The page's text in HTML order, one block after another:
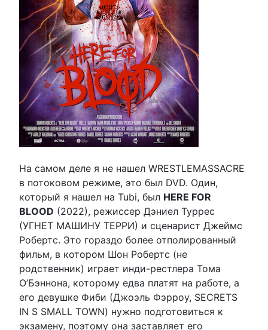
На самом деле я не нашел WRESTLEMASSACRE
в потоковом режиме, это был DVD. Один,
который я нашел на Tubi, был HERE FOR
BLOOD (2022), режиссер Дэниел Туррес
(УГНЕТ МАШИНУ ТЕРРИ) и сценарист Джеймс
Робертс. Это гораздо более отполированный
фильм, в котором Шон Робертс (не
родственник) играет инди-рестлера Тома
О’Бэннона, которому едва платят на работе, а
его девушке Фиби (Джоэль Фэрроу, SECRETS
IN S SMALL TOWN) нужно подготовиться к
экзамену, поэтому она заставляет его